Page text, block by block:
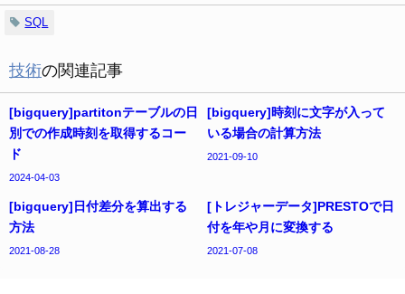
SQL
技術の関連記事
[bigquery]partitonテーブルの日
別での作成時刻を取得するコー
ド
2024-04-03
[bigquery]時刻に文字が入って
いる場合の計算方法
2021-09-10
[bigquery]日付差分を算出する
方法
2021-08-28
[トレジャーデータ]PRESTOで日
付を年や月に変換する
2021-07-08